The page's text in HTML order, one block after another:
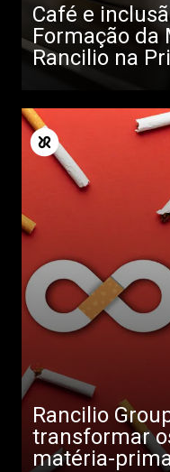
Café e
Formação da
Rancilio na
Rancilio
transformar
matéria-